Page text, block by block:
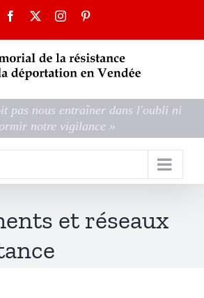
Facebook Instagram
pas nous entraîner dans l'oubli ni
notre vigilance »
et réseaux